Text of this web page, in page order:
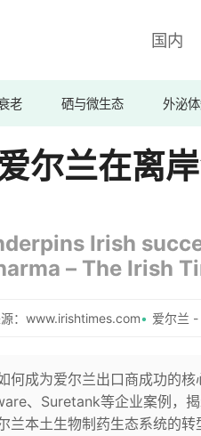
国内
老 硒与微生态 外泌
尔兰在离
Irish
– The Irish
：www.irishtimes.com 爱尔兰
何成为爱尔兰出口商成功的
、Suretank等企业案例，
兰本土生物制药生态系统的